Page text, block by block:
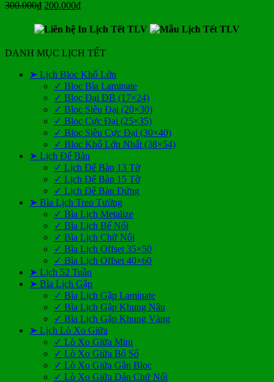
300.000₫ Giá
là:
300.000₫.
200.000₫Giá
tại
200.000₫.
DANH MỤC LỊCH TẾT
➤ Lịch Bloc Khổ Lớn
✓ Bloc Bìa Laminate
✓ Bloc Đại ĐB (17×24)
✓ Bloc Siêu Đại (20×30)
✓ Bloc Cực Đại (25×35)
✓ Bloc Siêu Cực Đại (30×40)
✓ Bloc Khổ Lớn Nhất (38×54)
➤ Lịch Để Bàn
✓ Lịch Để Bàn 13 Tờ
✓ Lịch Để Bàn 15 Tờ
✓ Lịch Để Bàn Đứng
➤ Bìa Lịch Treo Tường
✓ Bìa Lịch Metalize
✓ Bìa Lịch Bế Nổi
✓ Bìa Lịch Chữ Nổi
✓ Bìa Lịch Offset 35×50
✓ Bìa Lịch Offset 40×60
➤ Lịch 52 Tuần
➤ Bìa Lịch Gập
✓ Bìa Lịch Gập Laminate
✓ Bìa Lịch Gập Khung Nâu
✓ Bìa Lịch Gập Khung Vàng
➤ Lịch Lò Xo Giữa
✓ Lò Xo Giữa Mini
✓ Lò Xo Giữa Bộ Số
✓ Lò Xo Giữa Gắn Bloc
✓ Lò Xo Giữa Dán Chữ Nổi